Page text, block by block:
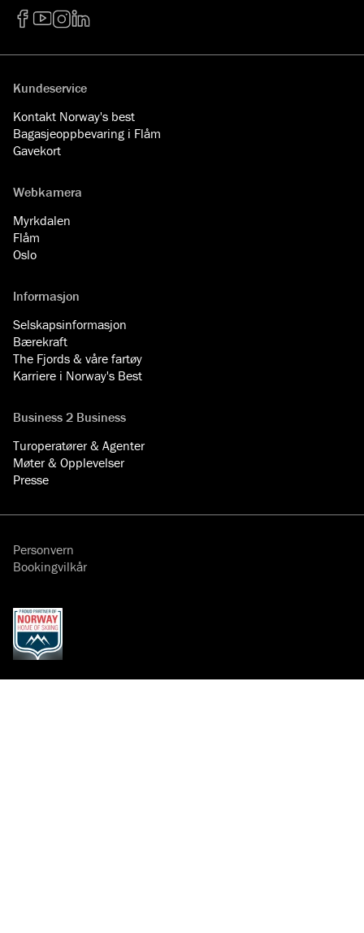
Kundeservice
Kontakt Norway's best
Bagasjeoppbevaring i Flåm
Gavekort
Webkamera
Myrkdalen
Flåm
Oslo
Informasjon
Selskapsinformasjon
Bærekraft
The Fjords & våre fartøy
Karriere i Norway's Best
Business 2 Business
Turoperatører & Agenter
Møter & Opplevelser
Presse
Personvern
Bookingvilkår